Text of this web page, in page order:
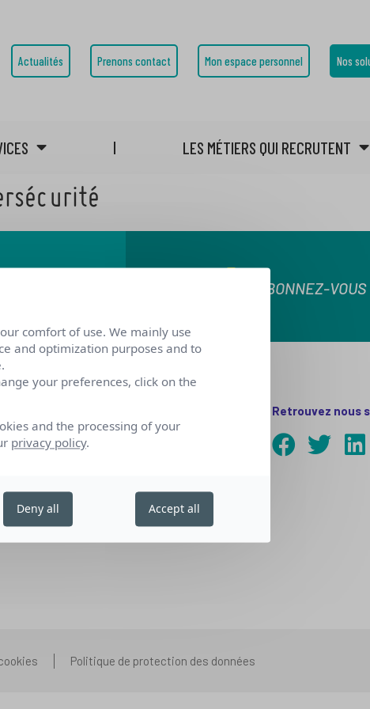
Actualités Prenons contact Mon espace personnel Nos
LES MÉTIERS QUI RECRUTENT
ABONNEZ-VOUS
Nos partenariats
Nous rejoindre
Retrouvez nous
Politique de protection des données
comfort of use. We mainly use
and optimization purposes and to
your preferences, click on the
and the processing of your
privacy policy.
Deny all Accept all